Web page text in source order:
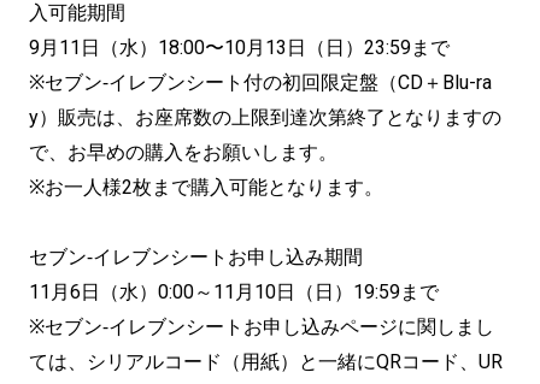
入可能期間
9月11日（水）18:00〜10月13日（日）23:59まで
※セブン‐イレブンシート付の初回限定盤（CD＋Blu-ra
y）販売は、お座席数の上限到達次第終了となりますの
で、お早めの購入をお願いします。
※お一人様2枚まで購入可能となります。
セブン‐イレブンシートお申し込み期間
11月6日（水）0:00～11月10日（日）19:59まで
※セブン‐イレブンシートお申し込みページに関しまし
ては、シリアルコード（用紙）と一緒にQRコード、UR